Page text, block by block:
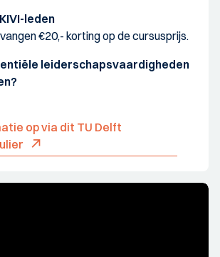
leden
€20,- korting op de cursusprijs.
leiderschapsvaardigheden
op via dit TU Delft